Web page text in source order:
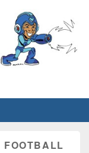
FOOTBALL